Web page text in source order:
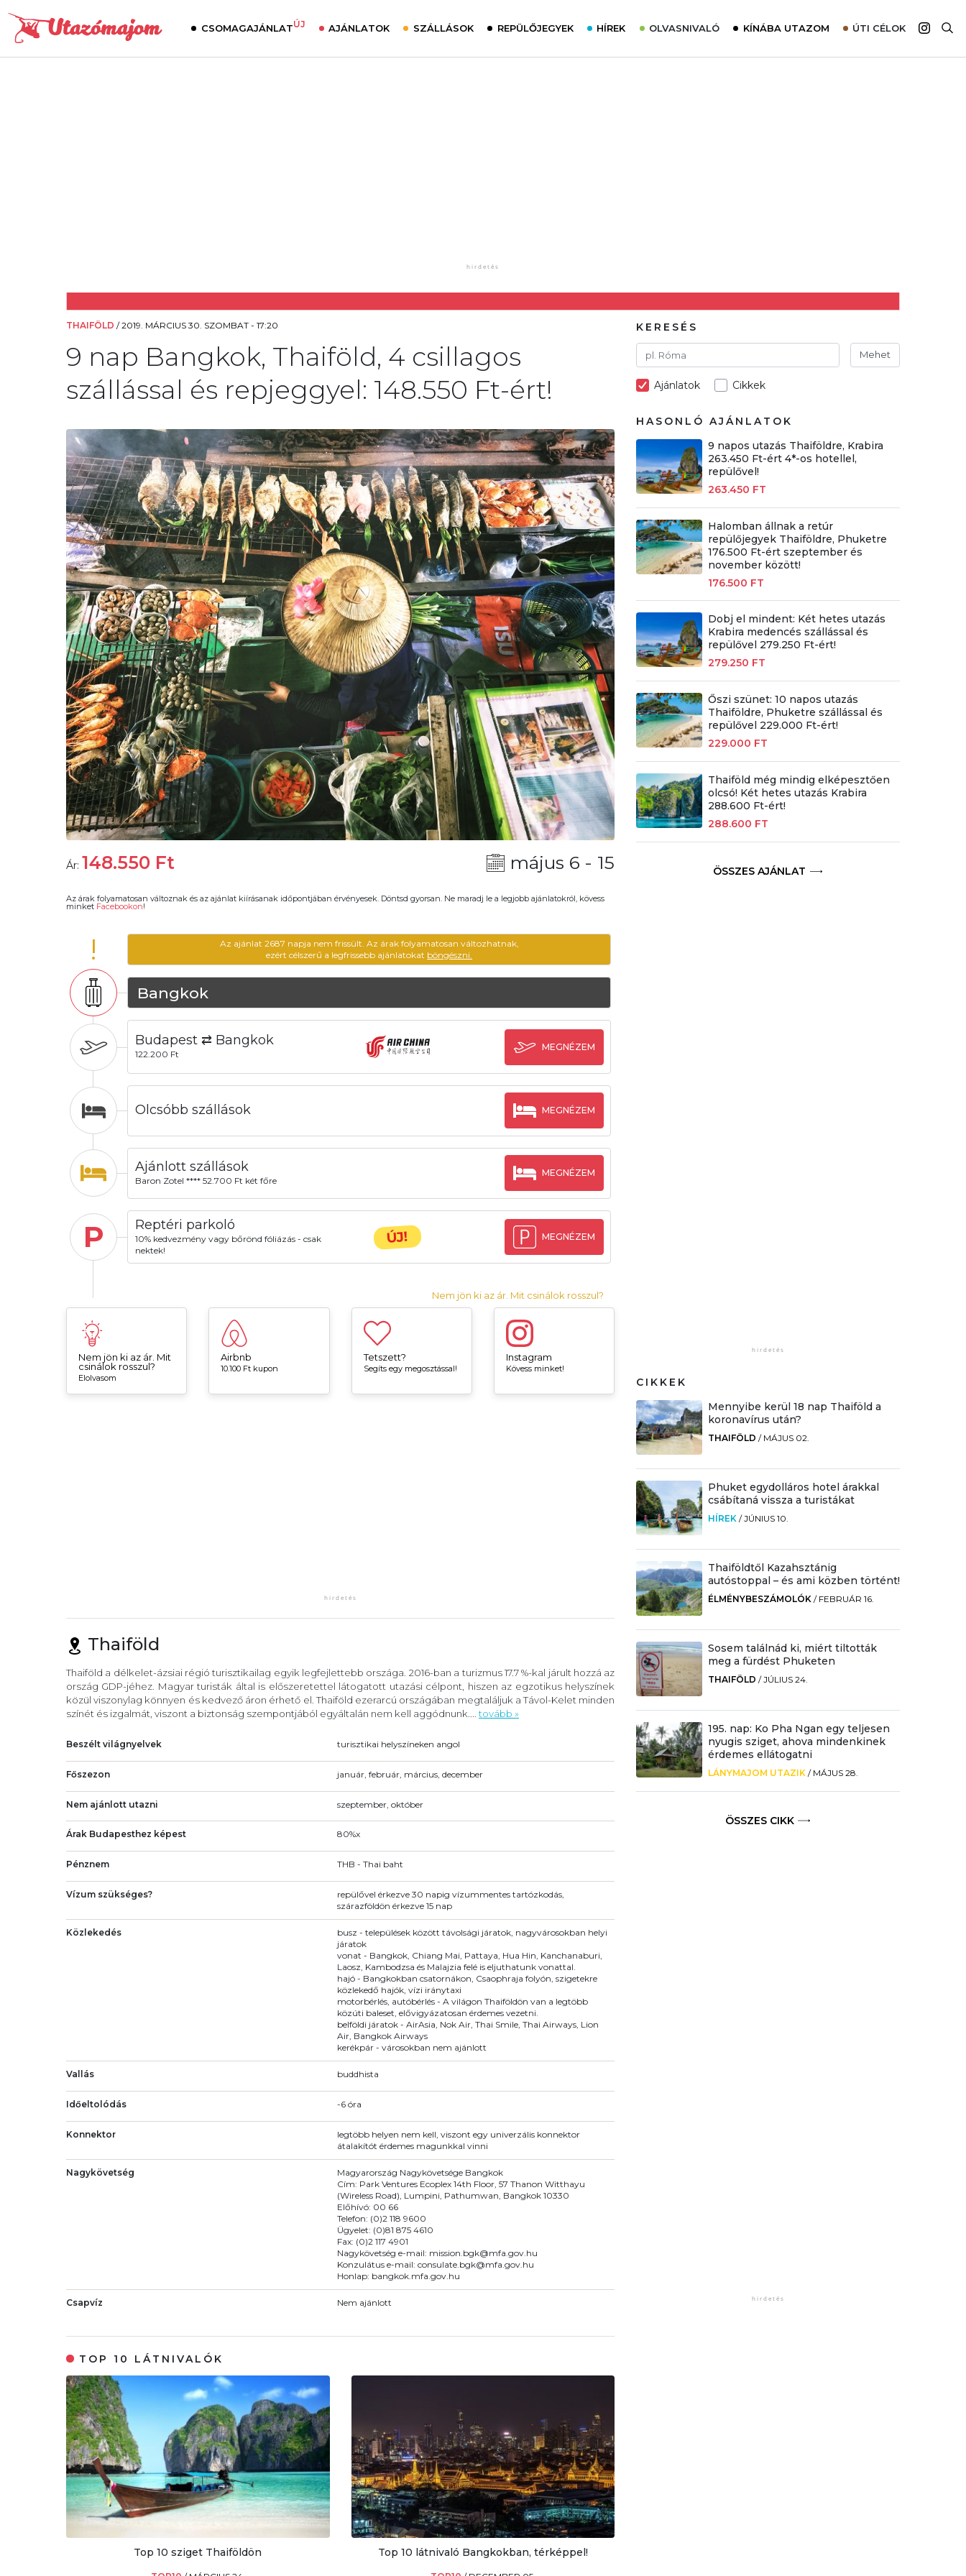
CSOMAGAJÁNLATÚJ AJÁNLATOK SZÁLLÁSOK REPÜLŐJEGYEK HÍREK OLVASNIVALÓ KÍNÁBA UTAZOM ÚTI CÉLOK
THAIFÖLD /2019. MÁRCIUS 30. SZOMBAT - 17:20
9 nap Bangkok, Thaiföld, 4 csillagos
szállással és repjeggyel: 148.550 Ft-ért!
Ár: 148.550 Ft május 6 - 15
Az árak folyamatosan változnak és az ajánlat kiírásanak időpontjában érvényesek. Döntsd gyorsan. Ne maradj le a legjobb ajánlatokról, kövess
minket Facebookon!
!
Az ajánlat 2687 napja nem frissült. Az árak folyamatosan változhatnak,
ezért célszerű a legfrissebb ajánlatokat böngészni.
Bangkok
Budapest ⇄ Bangkok
122.200 Ft
MEGNÉZEM
Olcsóbb szállások MEGNÉZEM
Ajánlott szállások
Baron Zotel **** 52.700 Ft két főre
MEGNÉZEM
P Reptéri parkoló
10% kedvezmény vagy bőrönd fóliázás - csak
nektek!
ÚJ! MEGNÉZEM
Nem jön ki az ár. Mit csinálok rosszul?
Nem jön ki az ár. Mit
csinálok rosszul?
Elolvasom
Airbnb
10.100 Ft kupon
Tetszett?
Segíts egy megosztással!
Instagram
Kövess minket!
Thaiföld
Thaiföld a délkelet-ázsiai régió turisztikailag egyik legfejlettebb országa. 2016-ban a turizmus 17.7 %-kal járult hozzá az
ország GDP-jéhez. Magyar turisták által is előszeretettel látogatott utazási célpont, hiszen az egzotikus helyszínek
közül viszonylag könnyen és kedvező áron érhető el. Thaiföld ezerarcú országában megtaláljuk a Távol-Kelet minden
színét és izgalmát, viszont a biztonság szempontjából egyáltalán nem kell aggódnunk.... tovább »
Beszélt világnyelvek turisztikai helyszíneken angol
Főszezon január, február, március, december
Nem ajánlott utazni szeptember, október
Árak Budapesthez képest 80%x
Pénznem THB - Thai baht
Vízum szükséges?
repülővel érkezve 30 napig vízummentes tartózkodás,
szárazföldön érkezve 15 nap
Közlekedés
busz - települések között távolsági járatok, nagyvárosokban helyi
járatok
vonat - Bangkok, Chiang Mai, Pattaya, Hua Hin, Kanchanaburi,
Laosz, Kambodzsa és Malajzia felé is eljuthatunk vonattal.
hajó - Bangkokban csatornákon, Csaophraja folyón, szigetekre
közlekedő hajók, vízi iránytaxi
motorbérlés, autóbérlés - A világon Thaiföldön van a legtöbb
közúti baleset, elővigyázatosan érdemes vezetni.
belföldi járatok - AirAsia, Nok Air, Thai Smile, Thai Airways, Lion
Air, Bangkok Airways
kerékpár - városokban nem ajánlott
Vallás buddhista
Időeltolódás -6 óra
Konnektor
legtöbb helyen nem kell, viszont egy univerzális konnektor
átalakítót érdemes magunkkal vinni
Nagykövetség
Magyarország Nagykövetsége Bangkok
Cím: Park Ventures Ecoplex 14th Floor, 57 Thanon Witthayu
(Wireless Road), Lumpini, Pathumwan, Bangkok 10330
Előhívó: 00 66
Telefon: (0)2 118 9600
Ügyelet: (0)81 875 4610
Fax: (0)2 117 4901
Nagykövetség e-mail: mission.bgk@mfa.gov.hu
Konzulátus e-mail: consulate.bgk@mfa.gov.hu
Honlap: bangkok.mfa.gov.hu
Csapvíz Nem ajánlott
TOP 10 LÁTNIVALÓK
Top 10 sziget Thaiföldön Top 10 látnivaló Bangkokban, térképpel!
KERESÉS
Mehet
Ajánlatok Cikkek
HASONLÓ AJÁNLATOK
9 napos utazás Thaiföldre, Krabira
263.450 Ft-ért 4*-os hotellel,
repülővel!
263.450 FT
Halomban állnak a retúr
repülőjegyek Thaiföldre, Phuketre
176.500 Ft-ért szeptember és
november között!
176.500 FT
Dobj el mindent: Két hetes utazás
Krabira medencés szállással és
repülővel 279.250 Ft-ért!
279.250 FT
Őszi szünet: 10 napos utazás
Thaiföldre, Phuketre szállással és
repülővel 229.000 Ft-ért!
229.000 FT
Thaiföld még mindig elképesztően
olcsó! Két hetes utazás Krabira
288.600 Ft-ért!
288.600 FT
ÖSSZES AJÁNLAT
CIKKEK
Mennyibe kerül 18 nap Thaiföld a
koronavírus után?
THAIFÖLD / MÁJUS 02.
Phuket egydolláros hotel árakkal
csábítaná vissza a turistákat
HÍREK /JÚNIUS 10.
Thaiföldtől Kazahsztánig
autóstoppal – és ami közben történt!
ÉLMÉNYBESZÁMOLÓK / FEBRUÁR 16.
Sosem találnád ki, miért tiltották
meg a fürdést Phuketen
THAIFÖLD /JÚLIUS 24.
195. nap: Ko Pha Ngan egy teljesen
nyugis sziget, ahova mindenkinek
érdemes ellátogatni
LÁNYMAJOM UTAZIK / MÁJUS 28.
ÖSSZES CIKK